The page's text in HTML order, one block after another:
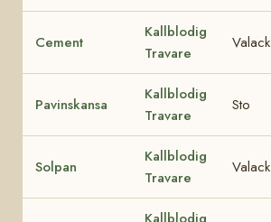
Cement
Kallblodig
Travare
Valack
Pavinskansa
Kallblodig
Travare
Sto
Solpan
Kallblodig
Travare
Valack
Kallblodig